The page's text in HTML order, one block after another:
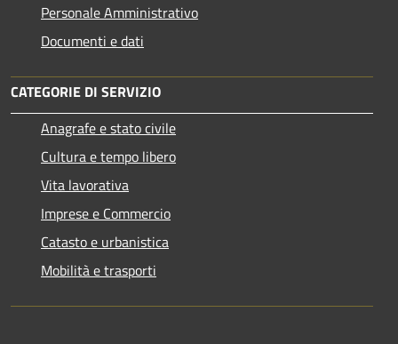
Personale Amministrativo
Documenti e dati
CATEGORIE DI SERVIZIO
Anagrafe e stato civile
Cultura e tempo libero
Vita lavorativa
Imprese e Commercio
Catasto e urbanistica
Mobilità e trasporti